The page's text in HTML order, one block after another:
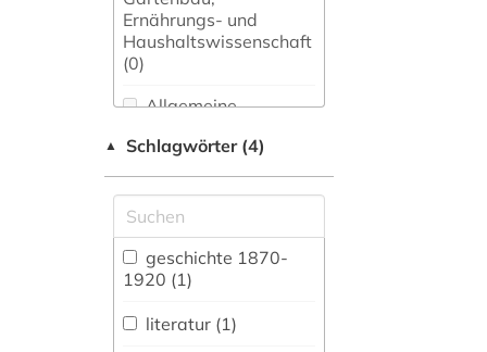
Ernährungs- und
Haushaltswissenschaft
(0)
Allgemeine
fachübergreifende
Datenbanken (0)
Allgemeine und
vergleichende Sprach-
Literaturwissenschaft.
▲ Schlagwörter (4)
geschichte 1870-
1920 (1)
literatur (1)